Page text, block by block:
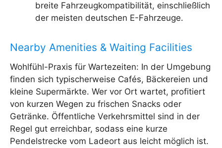
breite Fahrzeugkompatibilität, einschließlich
der meisten deutschen E-Fahrzeuge.
Nearby Amenities & Waiting Facilities
Wohlfühl-Praxis für Wartezeiten: In der Umgebung
finden sich typischerweise Cafés, Bäckereien und
kleine Supermärkte. Wer vor Ort wartet, profitiert
von kurzen Wegen zu frischen Snacks oder
Getränke. Öffentliche Verkehrsmittel sind in der
Regel gut erreichbar, sodass eine kurze
Pendelstrecke vom Ladeort aus leicht möglich ist.